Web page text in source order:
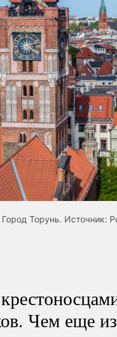
Город Торунь. Источник:
Чем еще